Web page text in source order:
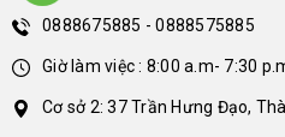
0888675885 - 0888575885
Giờ làm việc : 8:00 a.m- 7:30
Cơ sở 2: 37 Trần Hưng Đạo,